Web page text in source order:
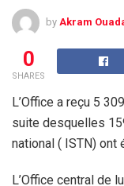
by Akram
0
SHARES
L’Office a reçu 5
suite desquelles
national ( ISTN) ont
L’Office central de